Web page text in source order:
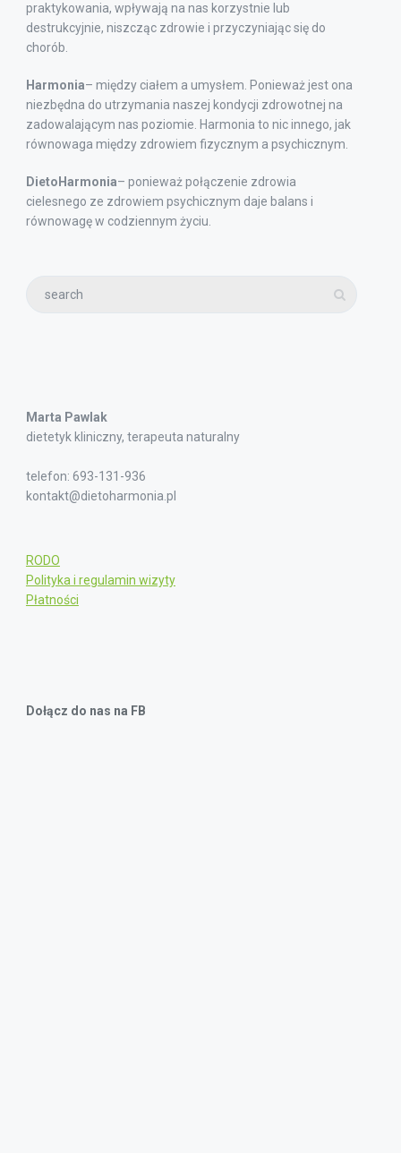
praktykowania, wpływają na nas korzystnie lub
destrukcyjnie, niszcząc zdrowie i przyczyniając się do
chorób.
Harmonia– między ciałem a umysłem. Ponieważ jest ona
niezbędna do utrzymania naszej kondycji zdrowotnej na
zadowalającym nas poziomie. Harmonia to nic innego, jak
równowaga między zdrowiem fizycznym a psychicznym.
DietoHarmonia– ponieważ połączenie zdrowia
cielesnego ze zdrowiem psychicznym daje balans i
równowagę w codziennym życiu.
Marta Pawlak
dietetyk kliniczny, terapeuta naturalny
telefon: 693-131-936
kontakt@dietoharmonia.pl
RODO
Polityka i regulamin wizyty
Płatności
Dołącz do nas na FB